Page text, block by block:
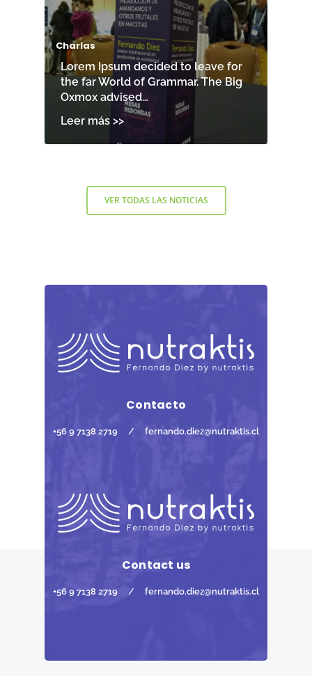
Charlas
Lorem Ipsum decided to leave for
the far World of Grammar. The Big
Oxmox advised…
VER TODAS LAS NOTICIAS
Contacto
+56 9 7138 2719 / fernando.diez@nutraktis.cl
Contact us
+56 9 7138 2719 / fernando.diez@nutraktis.cl